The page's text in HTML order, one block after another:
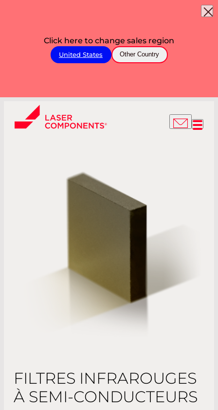
Click here to change sales region
United States Other Country
FILTRES INFRAROUGES
À SEMI-CONDUCTEURS